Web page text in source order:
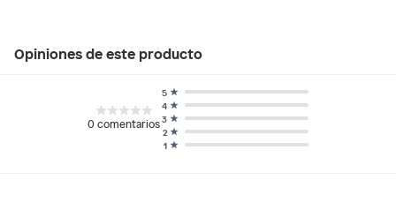
Opiniones de este producto
0comentarios
1
2
3
4
5